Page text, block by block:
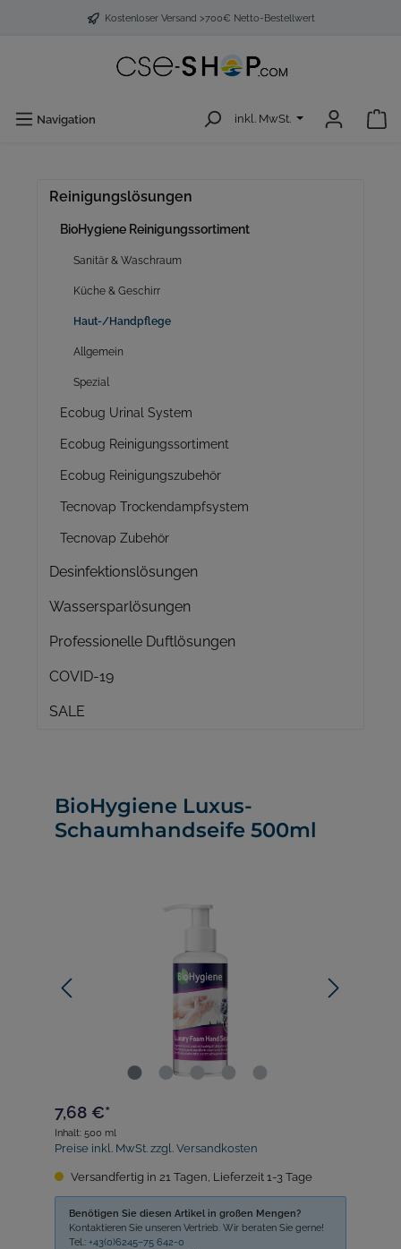
Kostenloser Versand >700€ Netto-Bestellwert
Navigation inkl. MwSt.
Reinigungslösungen
BioHygiene Reinigungssortiment
Sanitär & Waschraum
Küche & Geschirr
Haut-/Handpflege
Allgemein
Spezial
Ecobug Urinal System
Ecobug Reinigungssortiment
Ecobug Reinigungszubehör
Tecnovap Trockendampfsystem
Tecnovap Zubehör
Desinfektionslösungen
Wassersparlösungen
Professionelle Duftlösungen
COVID-19
SALE
BioHygiene Luxus-
Schaumhandseife 500ml
7,68 €*
Inhalt: 500 ml
Preise inkl. MwSt. zzgl. Versandkosten
Versandfertig in 21 Tagen, Lieferzeit 1-3 Tage
Benötigen Sie diesen Artikel in großen Mengen?
Kontaktieren Sie unseren Vertrieb. Wir beraten Sie gerne!
Tel.: +43(0)6245–75 642-0